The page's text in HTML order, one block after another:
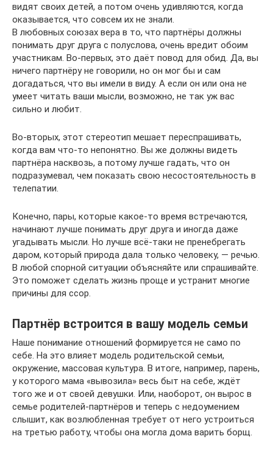
видят своих детей, а потом очень удивляются, когда
оказывается, что совсем их не знали.
В любовных союзах вера в то, что партнёры должны
понимать друг друга с полуслова, очень вредит обоим
участникам. Во-первых, это даёт повод для обид. Да, вы
ничего партнёру не говорили, но он мог бы и сам
догадаться, что вы имели в виду. А если он или она не
умеет читать ваши мысли, возможно, не так уж вас
сильно и любит.
Во-вторых, этот стереотип мешает переспрашивать,
когда вам что-то непонятно. Вы же должны видеть
партнёра насквозь, а потому лучше гадать, что он
подразумевал, чем показать свою несостоятельность в
телепатии.
Конечно, пары, которые какое-то время встречаются,
начинают лучше понимать друг друга и иногда даже
угадывать мысли. Но лучше всё-таки не пренебрегать
даром, который природа дала только человеку, — речью.
В любой спорной ситуации объясняйте или спрашивайте.
Это поможет сделать жизнь проще и устранит многие
причины для ссор.
Партнёр встроится в вашу модель семьи
Наше понимание отношений формируется не само по
себе. На это влияет модель родительской семьи,
окружение, массовая культура. В итоге, например, парень,
у которого мама «вывозила» весь быт на себе, ждёт
того же и от своей девушки. Или, наоборот, он вырос в
семье родителей-партнёров и теперь с недоумением
слышит, как возлюбленная требует от него устроиться
на третью работу, чтобы она могла дома варить борщ.